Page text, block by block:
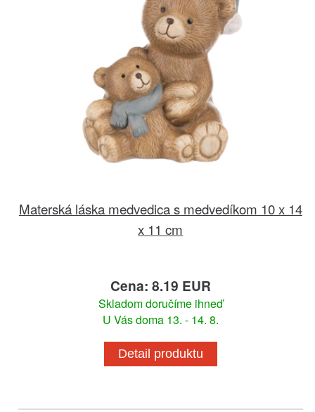
Materská láska medvedica s medvedíkom 10 x 14
x 11 cm
Cena: 8.19 EUR
Skladom doručíme ihneď
U Vás doma 13. - 14. 8.
Detail produktu